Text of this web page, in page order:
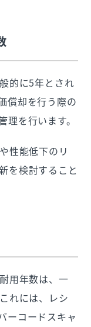
的に5年とされ
償却を行う際の
を行います。
性能低下のリ
を検討すること
用年数は、一
れには、レシ
ーコードスキャ